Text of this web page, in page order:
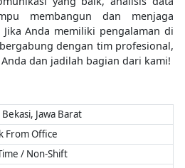
membangun dan menjaga
Anda memiliki pengalaman di
dengan tim profesional,
dan jadilah bagian dari kami!
Bekasi, Jawa Barat
From Office
/ Non-Shift